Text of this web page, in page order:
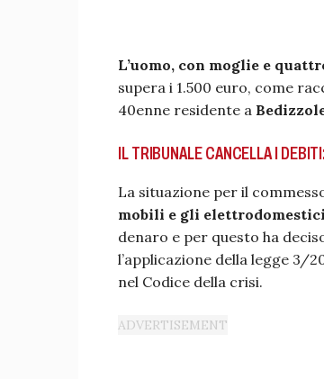
L’uomo, con moglie e
supera i 1.500 euro, come
40enne residente a
IL TRIBUNALE CANCELLA I
La situazione per il
mobili e gli
denaro e per questo ha
l’applicazione della legge 3/
nel Codice della crisi.